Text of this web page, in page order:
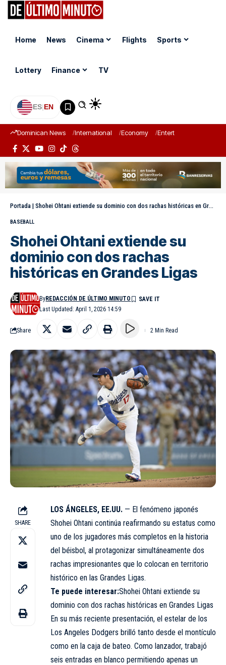
Home News Cinema Flights Sports
Lottery Finance TV
ES|EN
Dominican News International Economy Entertainment
Portada | Shohei Ohtani extiende su dominio con dos rachas históricas en Grandes Ligas
BASEBALL
Shohei Ohtani extiende su
dominio con dos rachas
históricas en Grandes Ligas
Last Updated: April 1, 2026 14:59
ByREDACCIÓN DE ÚLTIMO MINUTO
Share 2 Min Read
SHARE
LOS ÁNGELES, EE.UU. — El fenómeno japonés
Shohei Ohtani continúa reafirmando su estatus como
uno de los jugadores más completos en la historia
del béisbol, al protagonizar simultáneamente dos
rachas impresionantes que lo colocan en territorio
histórico en las Grandes Ligas.
Te puede interesar:Shohei Ohtani extiende su
dominio con dos rachas históricas en Grandes Ligas
En su más reciente presentación, el estelar de los
Los Angeles Dodgers brilló tanto desde el montículo
como en la caja de bateo. Como lanzador, trabajó
seis entradas en blanco permitiendo apenas un